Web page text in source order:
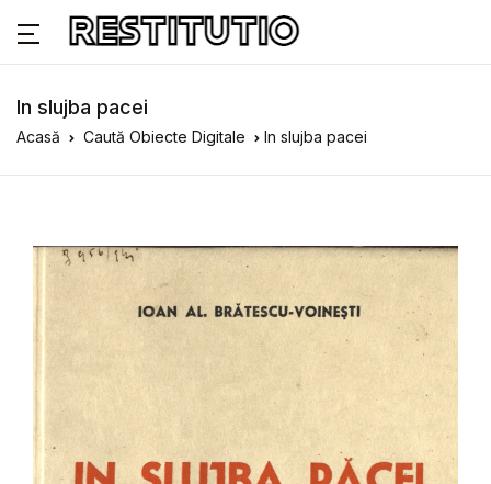
In slujba pacei
Acasă Caută Obiecte Digitale In slujba pacei